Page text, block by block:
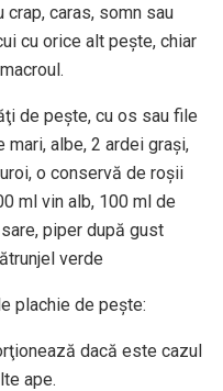
caras, somn sau
cu orice alt peşte, chiar
de peşte, cu os sau file
mari, albe, 2 ardei graşi,
o conservă de roşii
ml vin alb, 100 ml de
piper după gust
verde
plachie de peşte:
dacă este cazul
ape.